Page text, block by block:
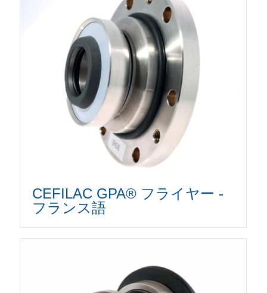
CEFILAC GPA® フライヤー -
フランス語